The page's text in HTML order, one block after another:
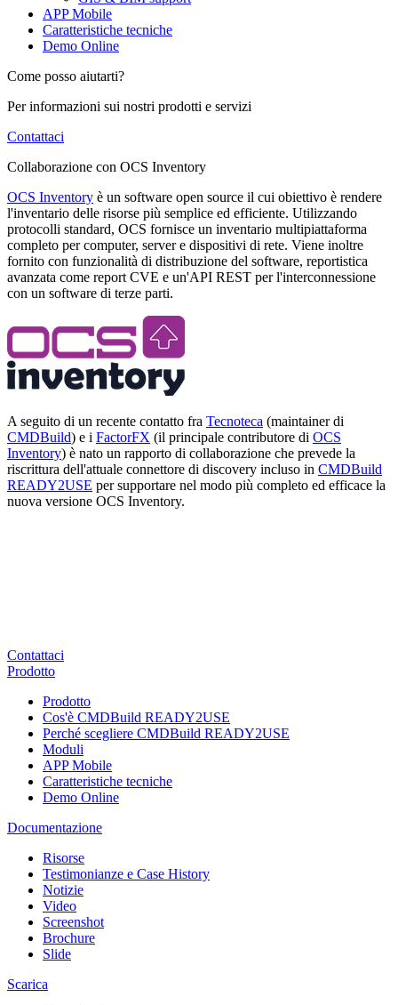
APP Mobile
Caratteristiche tecniche
Demo Online
Come posso aiutarti?
Per informazioni sui nostri prodotti e servizi
Contattaci
Collaborazione con OCS Inventory
OCS Inventory è un software open source il cui obiettivo è rendere
l'inventario delle risorse più semplice ed efficiente. Utilizzando
protocolli standard, OCS fornisce un inventario multipiattaforma
completo per computer, server e dispositivi di rete. Viene inoltre
fornito con funzionalità di distribuzione del software, reportistica
avanzata come report CVE e un'API REST per l'interconnessione
con un software di terze parti.
A seguito di un recente contatto fra Tecnoteca (maintainer di
CMDBuild) e i FactorFX (il principale contributore di OCS
Inventory) è nato un rapporto di collaborazione che prevede la
riscrittura dell'attuale connettore di discovery incluso in CMDBuild
READY2USE per supportare nel modo più completo ed efficace la
nuova versione OCS Inventory.
Contattaci
Prodotto
Prodotto
Cos'è CMDBuild READY2USE
Perché scegliere CMDBuild READY2USE
Moduli
APP Mobile
Caratteristiche tecniche
Demo Online
Documentazione
Risorse
Testimonianze e Case History
Notizie
Video
Screenshot
Brochure
Slide
Scarica